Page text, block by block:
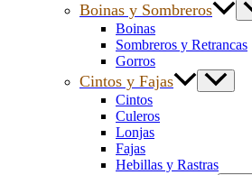
Boinas y Sombreros
Boinas
Sombreros y Retrancas
Gorros
Cintos y Fajas
Cintos
Culeros
Lonjas
Fajas
Hebillas y Rastras